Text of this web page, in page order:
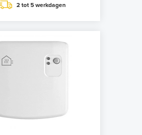
2 tot 5 werkdagen